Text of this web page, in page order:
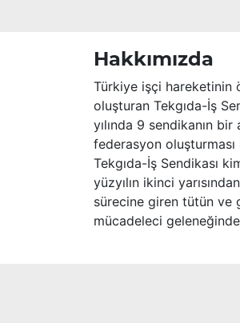
Hakkımızda
Türkiye işçi hareketinin
oluşturan Tekgıda-İş
yılında 9 sendikanın
federasyon
Tekgıda-İş Sendikası
yüzyılın ikinci
sürecine giren tütün ve
mücadeleci